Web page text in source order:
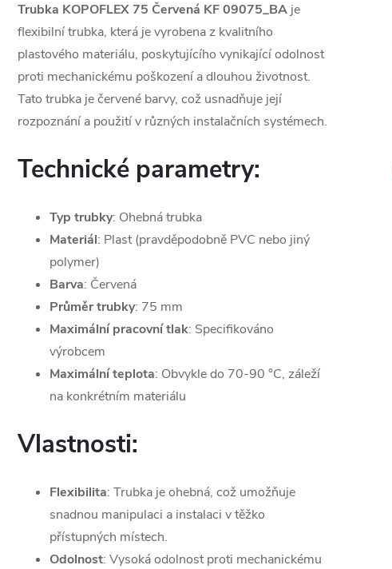
Trubka KOPOFLEX 75 Červená KF 09075_BA je
flexibilní trubka, která je vyrobena z kvalitního
plastového materiálu, poskytujícího vynikající odolnost
proti mechanickému poškození a dlouhou životnost.
Tato trubka je červené barvy, což usnadňuje její
rozpoznání a použití v různých instalačních systémech.
Technické parametry:
Typ trubky: Ohebná trubka
Materiál: Plast (pravděpodobně PVC nebo jiný
polymer)
Barva: Červená
Průměr trubky: 75 mm
Maximální pracovní tlak: Specifikováno
výrobcem
Maximální teplota: Obvykle do 70-90 °C, záleží
na konkrétním materiálu
Vlastnosti:
Flexibilita: Trubka je ohebná, což umožňuje
snadnou manipulaci a instalaci v těžko
přístupných místech.
Odolnost: Vysoká odolnost proti mechanickému